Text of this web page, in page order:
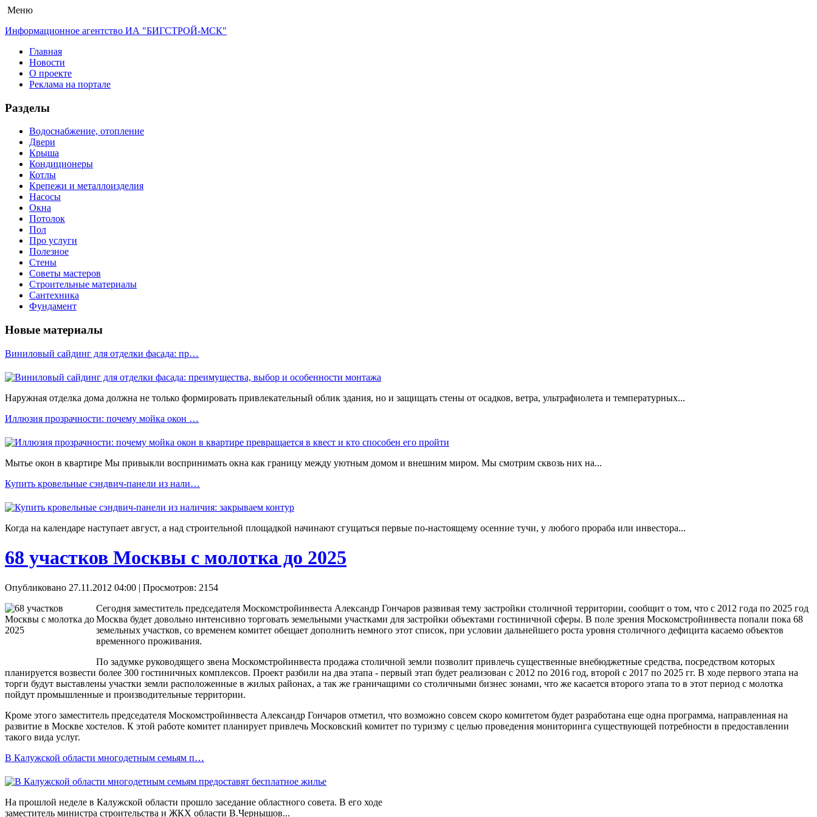
Меню
Информационное агентство ИА "БИГСТРОЙ-МСК"
Главная
Новости
О проекте
Реклама на портале
Разделы
Водоснабжение, отопление
Двери
Крыша
Кондиционеры
Котлы
Крепежи и металлоизделия
Насосы
Окна
Потолок
Пол
Про услуги
Полезное
Стены
Советы мастеров
Строительные материалы
Сантехника
Фундамент
Новые материалы
Виниловый сайдинг для отделки фасада: пр…
Наружная отделка дома должна не только формировать привлекательный облик здания, но и защищать стены от осадков, ветра, ультрафиолета и температурных...
Иллюзия прозрачности: почему мойка окон …
Мытье окон в квартире Мы привыкли воспринимать окна как границу между уютным домом и внешним миром. Мы смотрим сквозь них на...
Купить кровельные сэндвич-панели из нали…
Когда на календаре наступает август, а над строительной площадкой начинают сгущаться первые по-настоящему осенние тучи, у любого прораба или инвестора...
68 участков Москвы с молотка до 2025
Опубликовано 27.11.2012 04:00 | Просмотров: 2154
Сегодня заместитель председателя Москомстройинвеста Александр Гончаров развивая тему застройки столичной территории, сообщит о том, что с 2012 года по 2025 год
Москва будет довольно интенсивно торговать земельными участками для застройки объектами гостиничной сферы. В поле зрения Москомстройинвеста попали пока 68
земельных участков, со временем комитет обещает дополнить немного этот список, при условии дальнейшего роста уровня столичного дефицита касаемо объектов
временного проживания.
По задумке руководящего звена Москомстройинвеста продажа столичной земли позволит привлечь существенные внебюджетные средства, посредством которых
планируется возвести более 300 гостиничных комплексов. Проект разбили на два этапа - первый этап будет реализован с 2012 по 2016 год, второй с 2017 по 2025 гг. В ходе первого этапа на
торги будут выставлены участки земли расположенные в жилых районах, а так же граничащими со столичными бизнес зонами, что же касается второго этапа то в этот период с молотка
пойдут промышленные и производительные территории.
Кроме этого заместитель председателя Москомстройинвеста Александр Гончаров отметил, что возможно совсем скоро комитетом будет разработана еще одна программа, направленная на
развитие в Москве хостелов. К этой работе комитет планирует привлечь Московский комитет по туризму с целью проведения мониторинга существующей потребности в предоставлении
такого вида услуг.
В Калужской области многодетным семьям п…
На прошлой неделе в Калужской области прошло заседание областного совета. В его ходе
заместитель министра строительства и ЖКХ области В.Чернышов...